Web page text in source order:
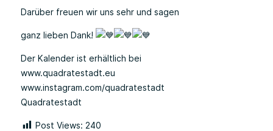
Darüber freuen wir uns sehr und sagen
ganz lieben Dank!
Der Kalender ist erhältlich bei
www.quadratestadt.eu
www.instagram.com/quadratestadt
Quadratestadt
Post Views: 240